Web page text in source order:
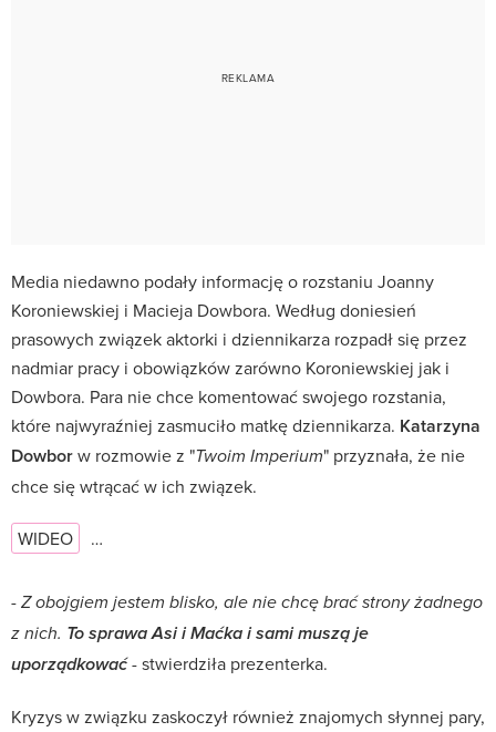
Media niedawno podały informację o rozstaniu Joanny
Koroniewskiej i Macieja Dowbora. Według doniesień
prasowych związek aktorki i dziennikarza rozpadł się przez
nadmiar pracy i obowiązków zarówno Koroniewskiej jak i
Dowbora. Para nie chce komentować swojego rozstania,
które najwyraźniej zasmuciło matkę dziennikarza. Katarzyna
Dowborw rozmowie z "Twoim Imperium" przyznała, że nie
chce się wtrącać w ich związek.
WIDEO …
- Z obojgiem jestem blisko, ale nie chcę brać strony żadnego
z nich. To sprawa Asi i Maćka i sami muszą je
uporządkować- stwierdziła prezenterka.
Kryzys w związku zaskoczył również znajomych słynnej pary,